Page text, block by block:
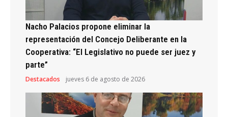
Nacho Palacios propone eliminar la
representación del Concejo Deliberante en la
Cooperativa: “El Legislativo no puede ser juez y
parte”
Destacados jueves 6 de agosto de 2026